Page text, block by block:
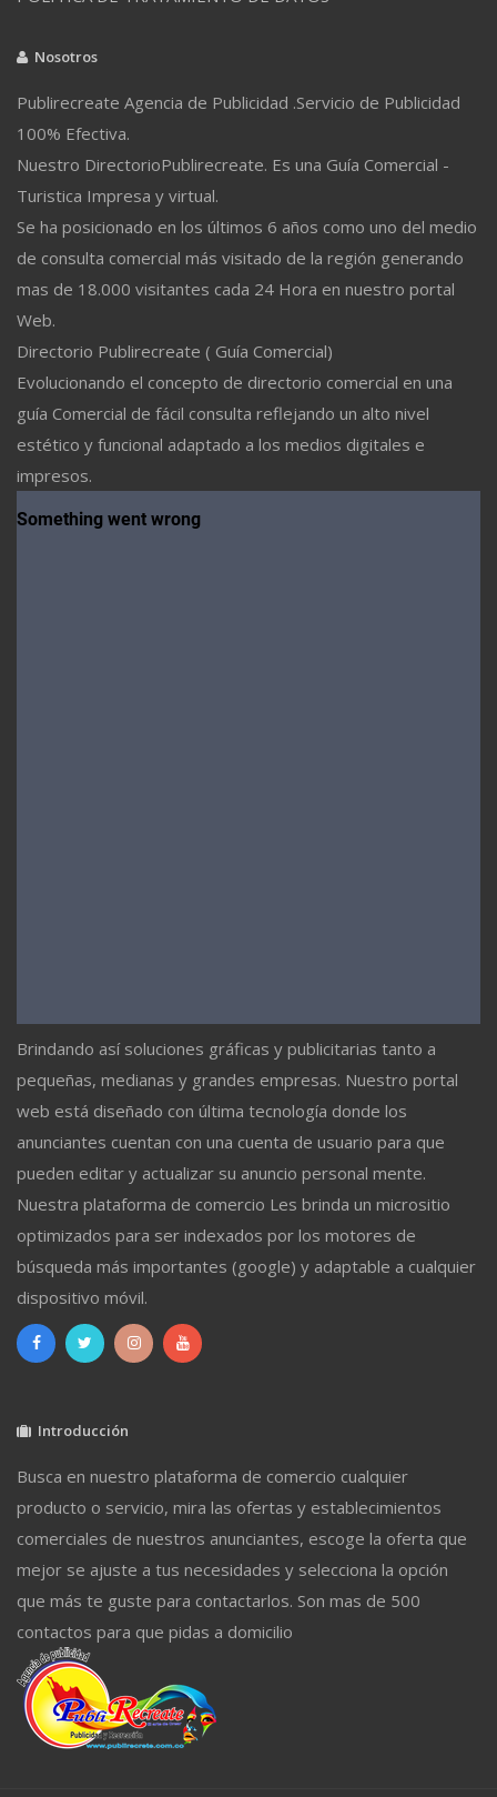
Nosotros
Publirecreate Agencia de Publicidad .Servicio de Publicidad
100% Efectiva.
Nuestro DirectorioPublirecreate. Es una Guía Comercial -
Turistica Impresa y virtual.
Se ha posicionado en los últimos 6 años como uno del medio
de consulta comercial más visitado de la región generando
mas de 18.000 visitantes cada 24 Hora en nuestro portal
Web.
Directorio Publirecreate ( Guía Comercial)
Evolucionando el concepto de directorio comercial en una
guía Comercial de fácil consulta reflejando un alto nivel
estético y funcional adaptado a los medios digitales e
impresos.
Brindando así soluciones gráficas y publicitarias tanto a
pequeñas, medianas y grandes empresas. Nuestro portal
web está diseñado con última tecnología donde los
anunciantes cuentan con una cuenta de usuario para que
pueden editar y actualizar su anuncio personal mente.
Nuestra plataforma de comercio Les brinda un micrositio
optimizados para ser indexados por los motores de
búsqueda más importantes (google) y adaptable a cualquier
dispositivo móvil.
Introducción
Busca en nuestro plataforma de comercio cualquier
producto o servicio, mira las ofertas y establecimientos
comerciales de nuestros anunciantes, escoge la oferta que
mejor se ajuste a tus necesidades y selecciona la opción
que más te guste para contactarlos. Son mas de 500
contactos para que pidas a domicilio